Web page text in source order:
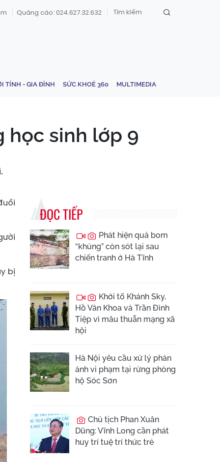
Quảng cáo: 024.627.32.632
TÍNH - GIA ĐÌNH SỨC KHOẺ 360 MULTIMEDIA
học sinh lớp 9
bị
ĐỌC TIẾP
Phát hiện quả bom
“khủng” còn sót lại sau
chiến tranh ở Hà Tĩnh
Khởi tố Khánh Sky,
Hồ Văn Khoa và Trần Đình
Tiệp vì mâu thuẫn mạng xã
hội
Hà Nội yêu cầu xử lý phản
ánh vi phạm tại rừng phòng
hộ Sóc Sơn
Chủ tịch Phan Xuân
Dũng: Vĩnh Long cần phát
huy trí tuệ trí thức trẻ